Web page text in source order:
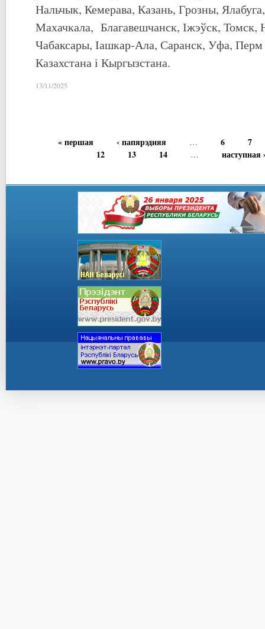
Нальчык, Кемерава, Казань, Грозны,
Махачкала, Благавешчанск, Іжэўск, Томск,
Чабаксары, Іашкар-Ала, Саранск, Уфа, Перм
Казахстана і Кыргызстана.
13/11/2025
« першая ‹ папярэдняя … 6
7
12
13 14 … наступная